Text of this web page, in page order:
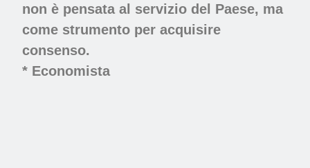
non è pensata al servizio del Paese, ma
come strumento per acquisire
consenso.
* Economista